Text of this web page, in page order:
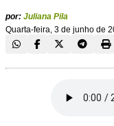
por: Juliana Pila
Quarta-feira, 3 de junho de